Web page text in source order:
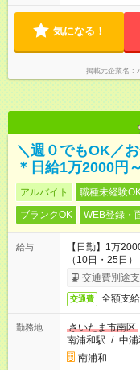
気になる！
掲載元企業名
＼週０でもOK／
＊日給1万2000円
アルバイト 職種未経験
ブランクOK
WEB登録・
給与
【日勤】1万
（10日・25日
＃日収1万円以上
交通費別途
交通費 全額支給
勤務地
さいたま市南区
南浦和駅 / 中浦
南浦和